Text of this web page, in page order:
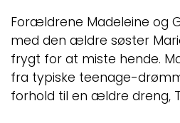
Forældrene Madeleine og
med den ældre søster
frygt for at miste hende.
fra typiske teenage-
forhold til en ældre dreng,